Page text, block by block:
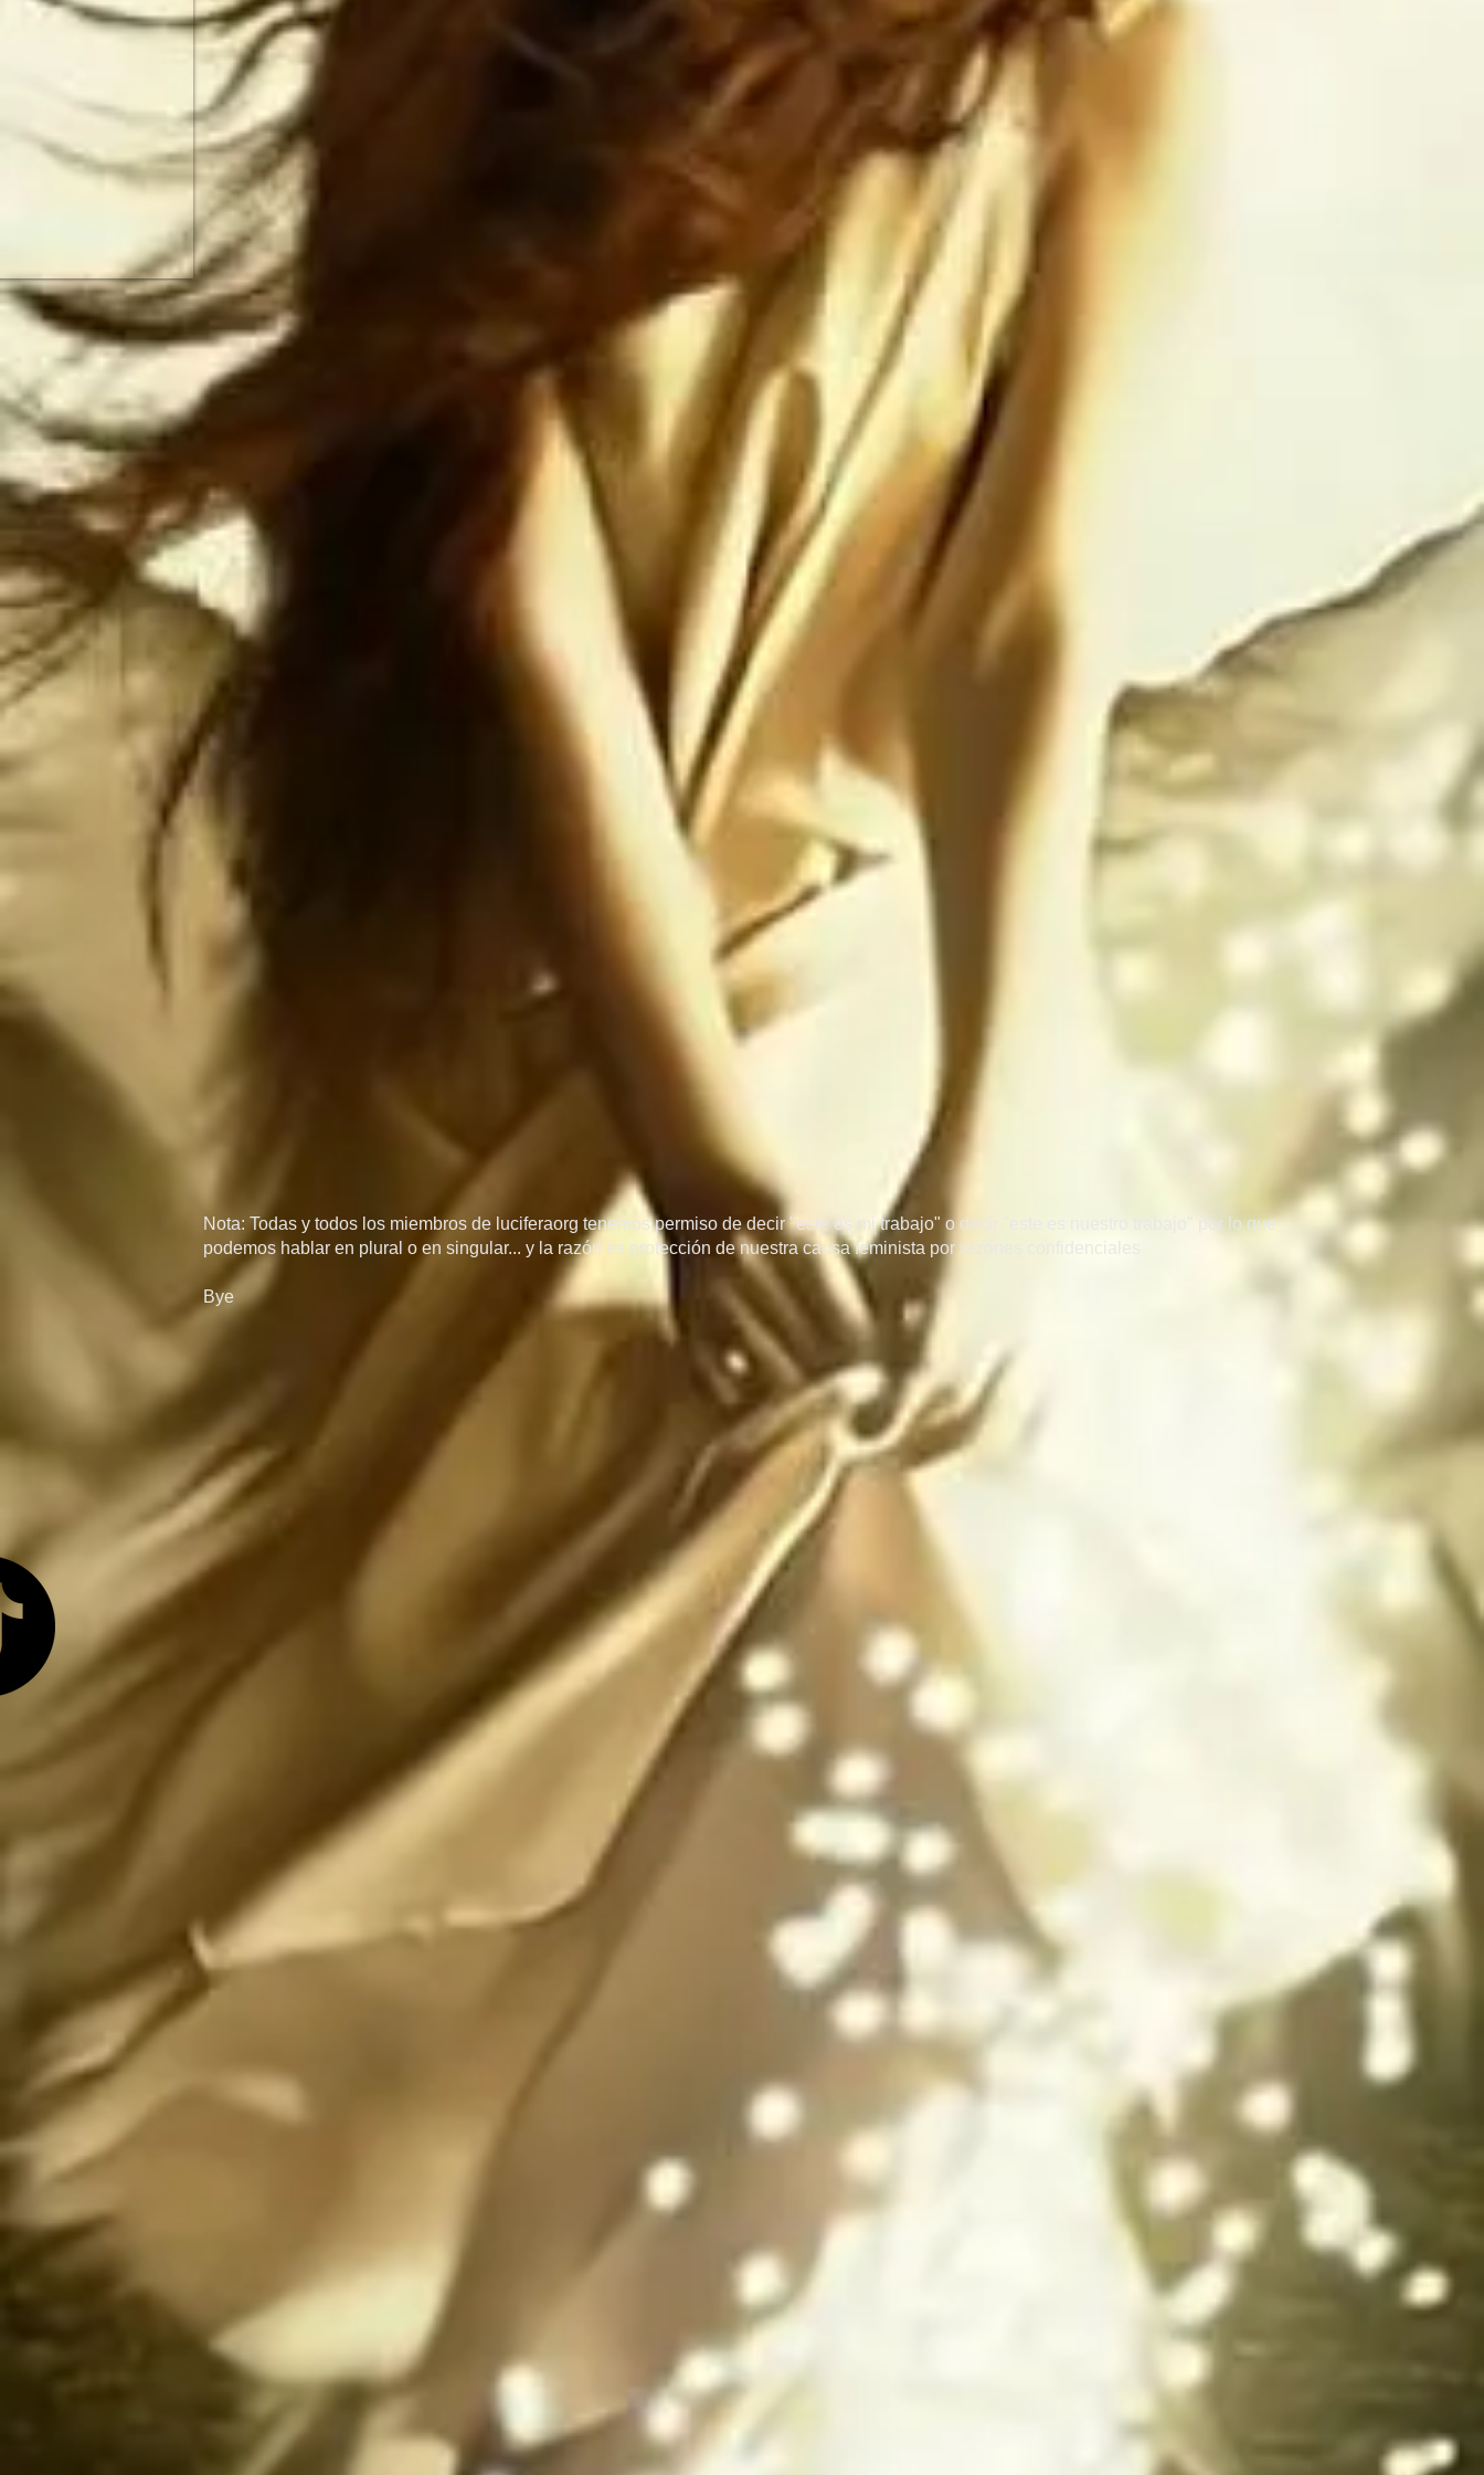
Estados Unidos va a caer, ya está cayendo, y si Estados
Unidos ataca a México, entonces Estados Unidos caerá aún
NO HAY MANERA de que Estados Unidos siga siendo la
primera potencia mundial... y el IMPERIO
ESTADOUNIDENSE no durará ni una fracción de lo que duró
Espero que no nos ataquen, pero si nos atacan los saludo
antes de que sean ANIQUILADOS por SUS propias
construcciones paradójicas que son más grandes de lo que
Atentamente: Satanás
Nota: Todas y todos los miembros de luciferaorg tenemos permiso de decir "este es mi trabajo" o decir "este es nuestro trabajo" por lo que
podemos hablar en plural o en singular... y la razón es protección de nuestra causa feminista por razones confidenciales
Bye